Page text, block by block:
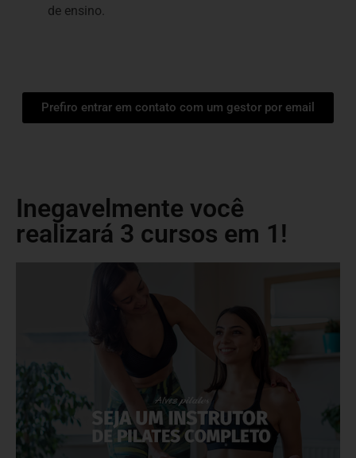
de ensino.
Prefiro entrar em contato com um gestor por email
Inegavelmente você
realizará 3 cursos em 1!